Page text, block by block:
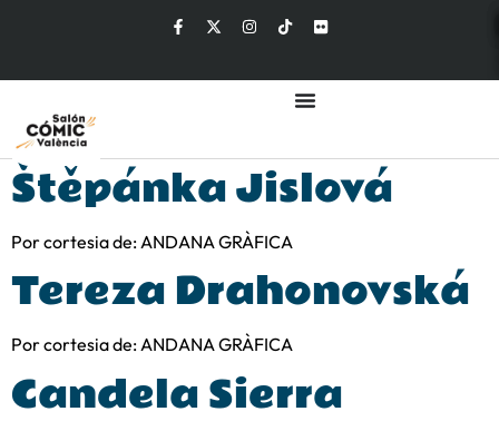
Štěpánka Jislová
Por cortesia de: ANDANA GRÀFICA
Tereza Drahonovská
Por cortesia de: ANDANA GRÀFICA
Candela Sierra